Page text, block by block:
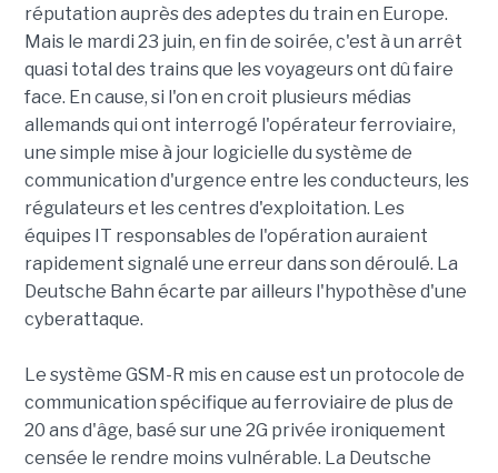
réputation auprès des adeptes du train en Europe.
Mais le mardi 23 juin, en fin de soirée, c'est à un arrêt
quasi total des trains que les voyageurs ont dû faire
face. En cause, si l'on en croit plusieurs médias
allemands qui ont interrogé l'opérateur ferroviaire,
une simple mise à jour logicielle du système de
communication d'urgence entre les conducteurs, les
régulateurs et les centres d'exploitation. Les
équipes IT responsables de l'opération auraient
rapidement signalé une erreur dans son déroulé. La
Deutsche Bahn écarte par ailleurs l'hypothèse d'une
cyberattaque.
Le système GSM-R mis en cause est un protocole de
communication spécifique au ferroviaire de plus de
20 ans d'âge, basé sur une 2G privée ironiquement
censée le rendre moins vulnérable. La Deutsche